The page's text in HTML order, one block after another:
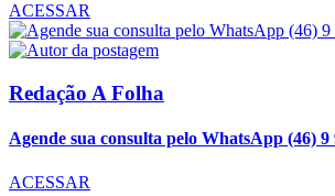
ACESSAR
Redação A Folha
Agende sua consulta pelo WhatsApp (46) 9
ACESSAR